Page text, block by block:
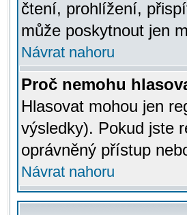
čtení, prohlížení,
může poskytnout jen
Návrat nahoru
Proč nemohu
Hlasovat mohou jen
výsledky). Pokud jste
oprávněný přístup
Návrat nahoru